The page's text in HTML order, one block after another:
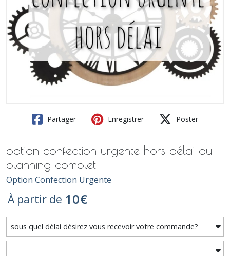
Partager Enregistrer Poster
option confection urgente hors délai ou
planning complet
Option Confection Urgente
À partir de 10€